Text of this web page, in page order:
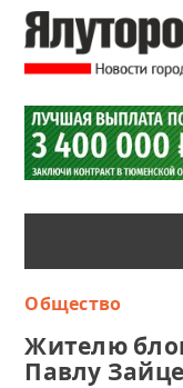
Общество
Жителю
Павлу